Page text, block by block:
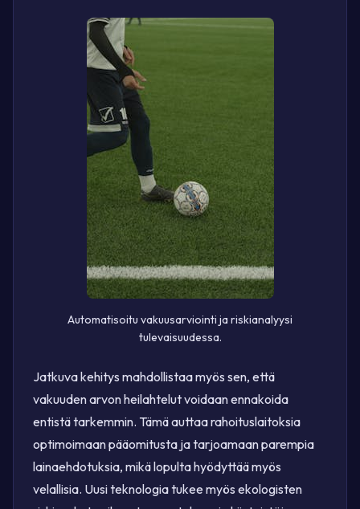
Automatisoitu vakuusarviointi ja riskianalyysi
tulevaisuudessa.
Jatkuva kehitys mahdollistaa myös sen, että
vakuuden arvon heilahtelut voidaan ennakoida
entistä tarkemmin. Tämä auttaa rahoituslaitoksia
optimoimaan pääomitusta ja tarjoamaan parempia
lainaehdotuksia, mikä lopulta hyödyttää myös
velallisia. Uusi teknologia tukee myös ekologisten